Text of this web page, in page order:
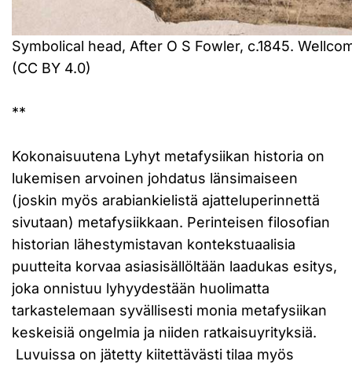
Symbolical head, After O S Fowler, c.1845.
(CC BY 4.0)
**
Kokonaisuutena Lyhyt metafysiikan historia on
lukemisen arvoinen johdatus länsimaiseen
(joskin myös arabiankielistä ajatteluperinnettä
sivutaan) metafysiikkaan. Perinteisen filosofian
historian lähestymistavan kontekstuaalisia
puutteita korvaa asiasisällöltään laadukas esitys,
joka onnistuu lyhyydestään huolimatta
tarkastelemaan syvällisesti monia metafysiikan
keskeisiä ongelmia ja niiden ratkaisuyrityksiä.
Luvuissa on jätetty kiitettävästi tilaa myös